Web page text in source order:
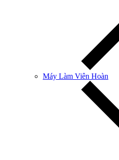
Máy Làm Viên Hoàn